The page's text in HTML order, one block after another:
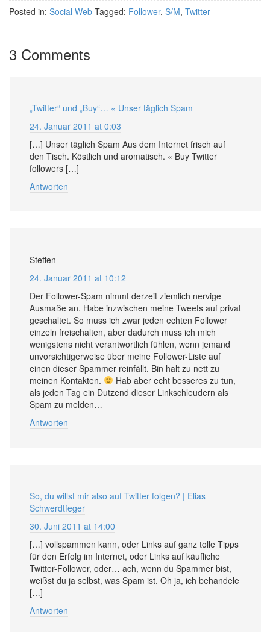
Posted in: Social Web Tagged: Follower, S/M, Twitter
3 Comments
„Twitter“ und „Buy“… « Unser täglich Spam
24. Januar 2011 at 0:03
[…] Unser täglich Spam Aus dem Internet frisch auf
den Tisch. Köstlich und aromatisch. « Buy Twitter
followers […]
Antworten
Steffen
24. Januar 2011 at 10:12
Der Follower-Spam nimmt derzeit ziemlich nervige
Ausmaße an. Habe inzwischen meine Tweets auf privat
geschaltet. So muss ich zwar jeden echten Follower
einzeln freischalten, aber dadurch muss ich mich
wenigstens nicht verantwortlich fühlen, wenn jemand
unvorsichtigerweise über meine Follower-Liste auf
einen dieser Spammer reinfällt. Bin halt zu nett zu
meinen Kontakten.
Hab aber echt besseres zu tun,
als jeden Tag ein Dutzend dieser Linkschleudern als
Spam zu melden…
Antworten
So, du willst mir also auf Twitter folgen? | Elias
Schwerdtfeger
30. Juni 2011 at 14:00
[…] vollspammen kann, oder Links auf ganz tolle Tipps
für den Erfolg im Internet, oder Links auf käufliche
Twitter-Follower, oder… ach, wenn du Spammer bist,
weißst du ja selbst, was Spam ist. Oh ja, ich behandele
[…]
Antworten